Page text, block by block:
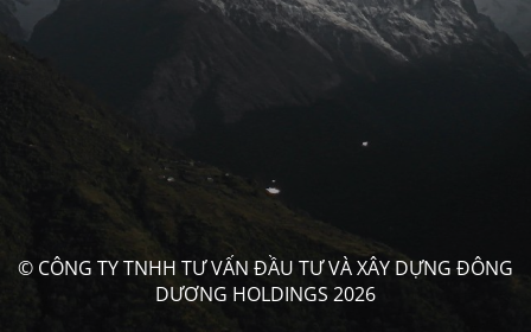
© CÔNG TY TNHH TƯ VẤN ĐẦU TƯ VÀ XÂY DỰNG ĐÔNG
DƯƠNG HOLDINGS 2026